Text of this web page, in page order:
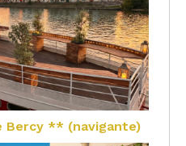
Bercy ** (navigante)